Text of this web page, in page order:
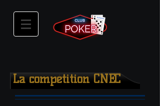
La compétition CNEC